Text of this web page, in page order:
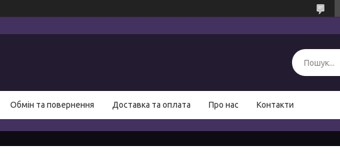
Обмін та повернення Доставка та оплата Про нас Контакти